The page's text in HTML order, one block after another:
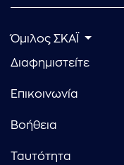
Όμιλος ΣΚΑΪ
Διαφημιστείτε
Επικοινωνία
Βοήθεια
Ταυτότητα